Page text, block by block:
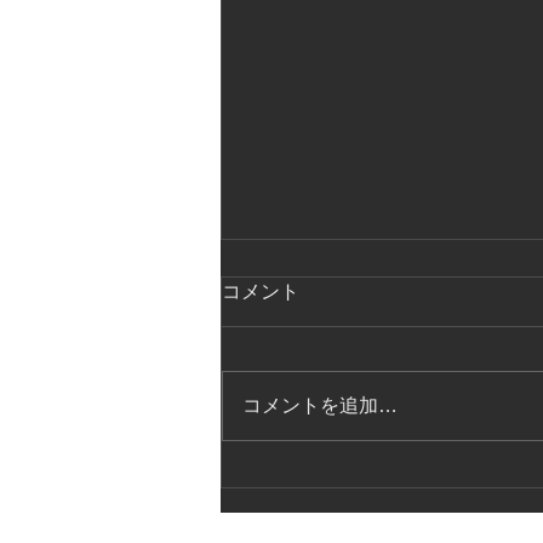
コメント
コメントを追加…